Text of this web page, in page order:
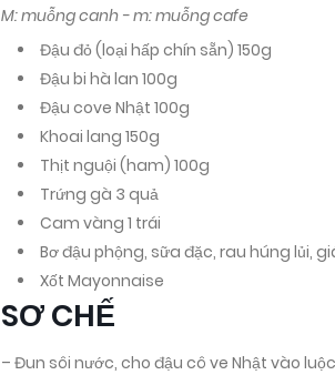
M: muỗng canh - m: muỗng cafe
Đậu đỏ (loại hấp chín sẵn) 150g
Đậu bi hà lan 100g
Đậu cove Nhật 100g
Khoai lang 150g
Thịt nguội (ham) 100g
Trứng gà 3 quả
Cam vàng 1 trái
Bơ đậu phộng, sữa đặc, rau húng lủi,
Xốt Mayonnaise
SƠ CHẾ
– Đun sôi nước, cho đậu cô ve Nhật vào